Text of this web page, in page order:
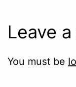
Leave
You must be